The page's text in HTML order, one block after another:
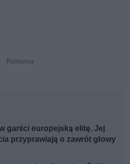
garści europejską elitę. Jej
przyprawiają o zawrót głowy